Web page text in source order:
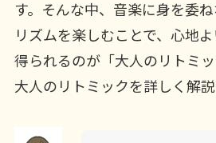
す。そんな中、音楽に身を委ね
リズムを楽しむことで、心地
得られるのが「大人のリトミ
大人のリトミックを詳しく解説